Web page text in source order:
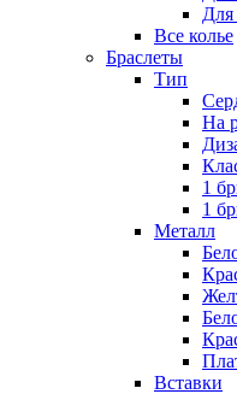
Все колье
Браслеты
Тип
На
1
1
Металл
Вставки